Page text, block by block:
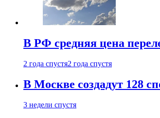
В РФ средняя цена
2 года спустя2 года спустя
В Москве создадут 128
3 недели спустя